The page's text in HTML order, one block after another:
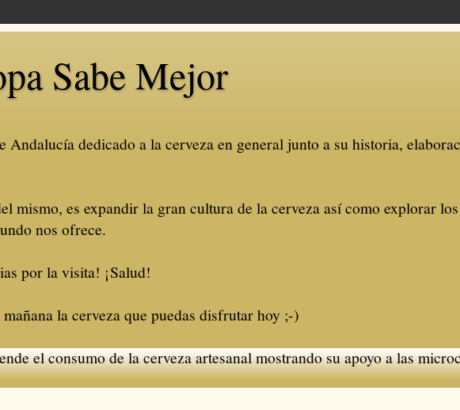
Sabe Mejor
Andalucía dedicado a la cerveza en general junto a su historia,
mismo, es expandir la gran cultura de la cerveza así como explorar
nos ofrece.
por la visita! ¡Salud!
la cerveza que puedas disfrutar hoy ;-)
el consumo de la cerveza artesanal mostrando su apoyo a las